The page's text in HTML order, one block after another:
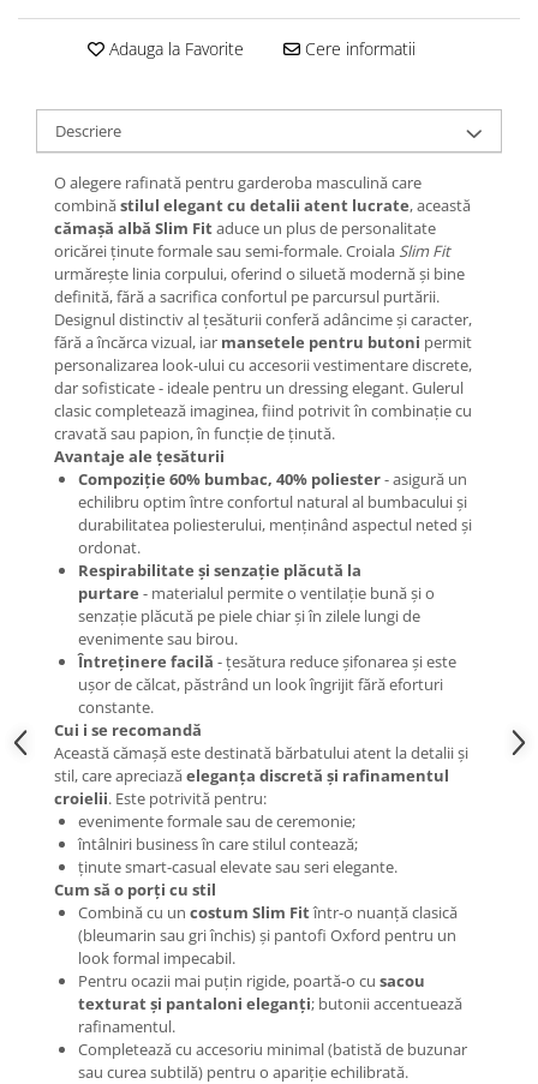
Adauga la Favorite Cere informatii
Descriere
O alegere rafinată pentru garderoba masculină care
combinăstilul elegant cu detalii atent lucrate, această
cămașă albă Slim Fitaduce un plus de personalitate
oricărei ținute formale sau semi-formale. Croiala Slim Fit
urmărește linia corpului, oferind o siluetă modernă și bine
definită, fără a sacrifica confortul pe parcursul purtării.
Designul distinctiv al țesăturii conferă adâncime și caracter,
fără a încărca vizual, iar mansetele pentru butoni permit
personalizarea look-ului cu accesorii vestimentare discrete,
dar sofisticate - ideale pentru un dressing elegant. Gulerul
clasic completează imaginea, fiind potrivit în combinație cu
cravată sau papion, în funcție de ținută.
Avantaje ale țesăturii
Compoziție 60% bumbac, 40% poliester- asigură un
echilibru optim între confortul natural al bumbacului și
durabilitatea poliesterului, menținând aspectul neted și
ordonat.
Respirabilitate și senzație plăcută la
purtare - materialul permite o ventilație bună și o
senzație plăcută pe piele chiar și în zilele lungi de
evenimente sau birou.
Întreținere facilă - țesătura reduce șifonarea și este
ușor de călcat, păstrând un look îngrijit fără eforturi
constante.
Cui i se recomandă
Această cămașă este destinată bărbatului atent la detalii și
stil, care apreciazăeleganța discretă și rafinamentul
croielii. Este potrivită pentru:
evenimente formale sau de ceremonie;
întâlniri business în care stilul contează;
ținute smart-casual elevate sau seri elegante.
Cum să o porți cu stil
Combină cu un costum Slim Fitîntr-o nuanță clasică
(bleumarin sau gri închis) și pantofi Oxford pentru un
look formal impecabil.
Pentru ocazii mai puțin rigide, poartă-o cu sacou
texturat și pantaloni eleganți; butonii accentuează
rafinamentul.
Completează cu accesoriu minimal (batistă de buzunar
sau curea subtilă) pentru o apariție echilibrată.